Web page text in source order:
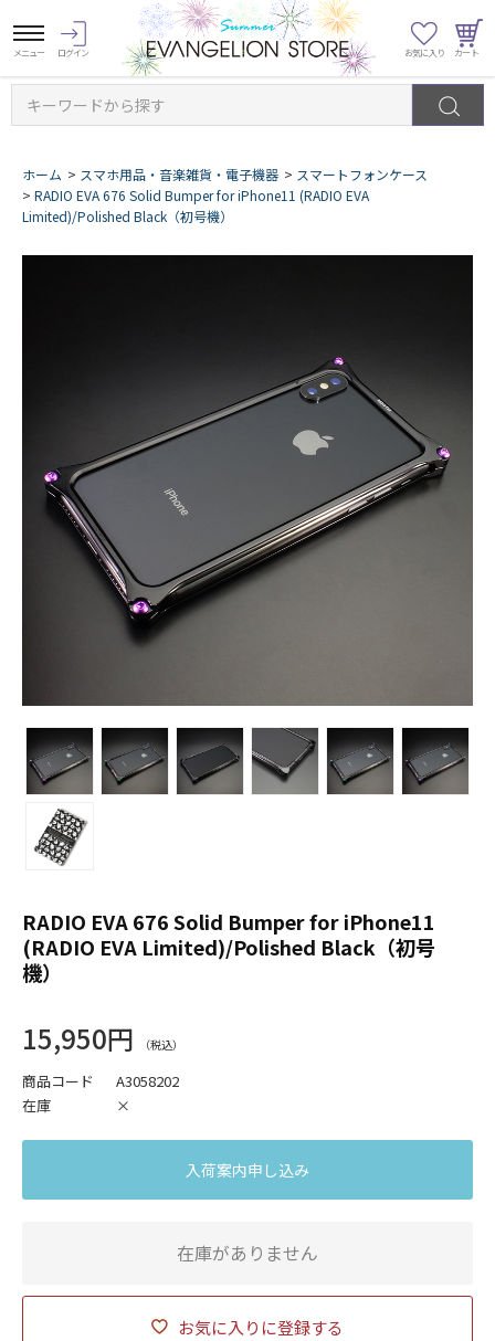
キーワードから探す
ホーム > スマホ用品・音楽雑貨・電子機器 > スマートフォンケース
> RADIO EVA 676 Solid Bumper for iPhone11 (RADIO EVA
Limited)/Polished Black（初号機）
RADIO EVA 676 Solid Bumper for iPhone11
(RADIO EVA Limited)/Polished Black（初号
機）
15,950円
商品コード
A3058202
在庫
×
お気に入りに登録する
入荷案内申し込み
在庫がありません